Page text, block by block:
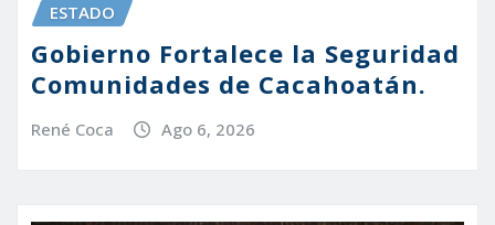
ESTADO
Gobierno Fortalece la Seguridad
Comunidades de Cacahoatán.
René Coca Ago 6, 2026